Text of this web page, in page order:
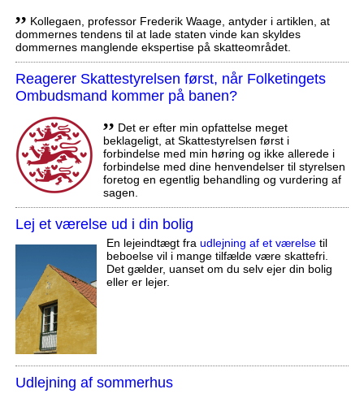
,, Kollegaen, professor Frederik Waage, antyder i artiklen, at
dommernes tendens til at lade staten vinde kan skyldes
dommernes manglende ekspertise på skatteområdet.
Reagerer Skattestyrelsen først, når Folketingets
Ombudsmand kommer på banen?
,, Det er efter min opfattelse meget
beklageligt, at Skattestyrelsen først i
forbindelse med min høring og ikke allerede i
forbindelse med dine henvendelser til styrelsen
foretog en egentlig behandling og vurdering af
sagen.
Lej et værelse ud i din bolig
En lejeindtægt fra udlejning af et værelsetil
beboelse vil i mange tilfælde være skattefri.
Det gælder, uanset om du selv ejer din bolig
eller er lejer.
Udlejning af sommerhus